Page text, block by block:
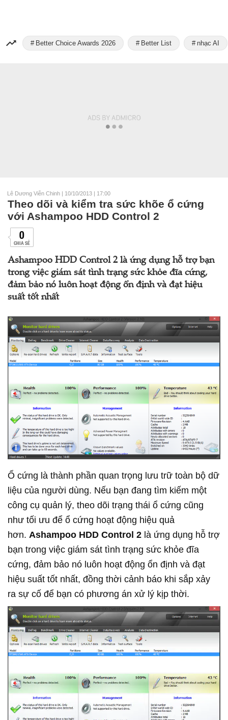
Better Choice Awards 2026 Better List nhạc AI
Lê Dương Viễn Chinh | 10/10/2013 | 17:00
Theo dõi và kiểm tra sức khõe ổ cứng
với Ashampoo HDD Control 2
0
CHIA SẺ
Ashampoo HDD Control 2 là ứng dụng hỗ trợ bạn
trong việc giám sát tình trạng sức khỏe đĩa cứng,
đảm bảo nó luôn hoạt động ổn định và đạt hiệu
suất tốt nhất
Ổ cứng là thành phần quan trọng lưu trữ toàn bộ dữ
liệu của người dùng. Nếu bạn đang tìm kiếm một
công cụ quản lý, theo dõi trạng thái ổ cứng cũng
như tối ưu để ổ cứng hoạt động hiệu quả
hơn. Ashampoo HDD Control 2 là ứng dụng hỗ trợ
bạn trong việc giám sát tình trạng sức khỏe đĩa
cứng, đảm bảo nó luôn hoạt động ổn định và đạt
hiệu suất tốt nhất, đồng thời cảnh báo khi sắp xảy
ra sự cố để bạn có phương án xử lý kịp thời.